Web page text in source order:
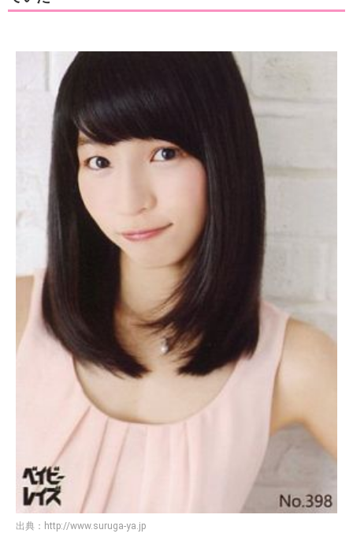
出典： http://www.suruga-ya.jp